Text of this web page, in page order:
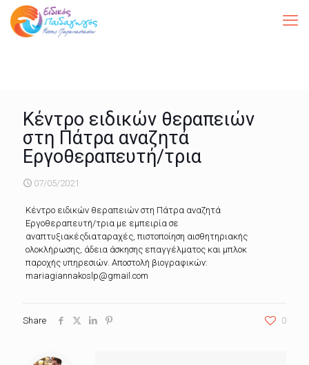
Κέντρο ειδικών θεραπειών
στη Πάτρα αναζητά
Εργοθεραπευτή/τρια
07/05/2021
Κέντρο ειδικών θεραπειών στη Πάτρα αναζητά
Εργοθεραπευτή/τρια με εμπειρία σε
αναπτυξιακέςδιαταραχές, πιστοποίηση αισθητηριακής
ολοκλήρωσης, άδεια άσκησης επαγγέλματος και μπλοκ
παροχής υπηρεσιών. Αποστολή βιογραφικών:
mariagiannakoslp@gmail.com
Share 0